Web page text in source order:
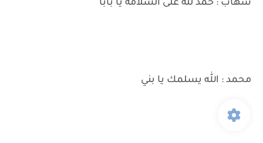
شهاب : حمد لله على السلامه يا بابا
محمد : الله يسلمك يا بني